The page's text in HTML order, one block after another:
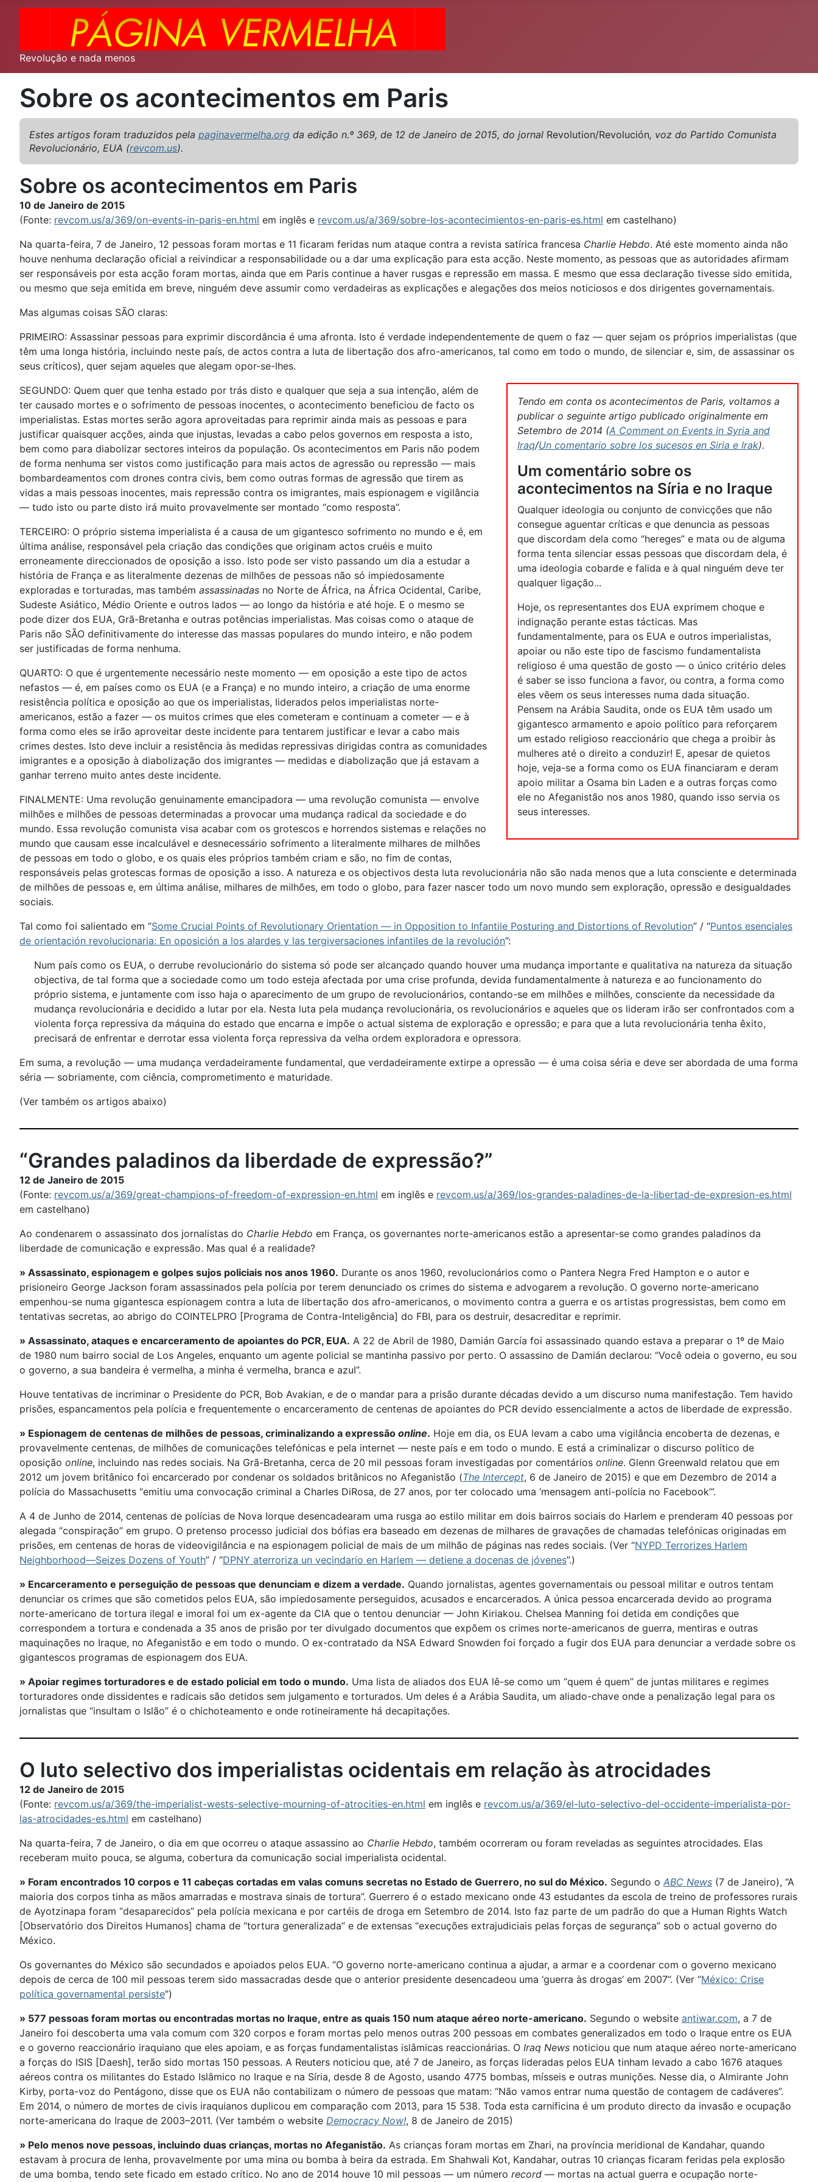
Revolução e nada menos
Sobre os acontecimentos em Paris
Estes artigos foram traduzidos pela paginavermelha.org da edição n.º 369, de 12 de Janeiro de 2015, do jornal Revolution/Revolución, voz do Partido Comunista
Revolucionário, EUA (revcom.us).
Sobre os acontecimentos em Paris
10 de Janeiro de 2015
(Fonte: revcom.us/a/369/on-events-in-paris-en.html em inglês e revcom.us/a/369/sobre-los-acontecimientos-en-paris-es.html em castelhano)
Na quarta-feira, 7 de Janeiro, 12 pessoas foram mortas e 11 ficaram feridas num ataque contra a revista satírica francesa Charlie Hebdo. Até este momento ainda não
houve nenhuma declaração oficial a reivindicar a responsabilidade ou a dar uma explicação para esta acção. Neste momento, as pessoas que as autoridades afirmam
ser responsáveis por esta acção foram mortas, ainda que em Paris continue a haver rusgas e repressão em massa. E mesmo que essa declaração tivesse sido emitida,
ou mesmo que seja emitida em breve, ninguém deve assumir como verdadeiras as explicações e alegações dos meios noticiosos e dos dirigentes governamentais.
Mas algumas coisas SÃO claras:
PRIMEIRO: Assassinar pessoas para exprimir discordância é uma afronta. Isto é verdade independentemente de quem o faz — quer sejam os próprios imperialistas (que
têm uma longa história, incluindo neste país, de actos contra a luta de libertação dos afro-americanos, tal como em todo o mundo, de silenciar e, sim, de assassinar os
seus críticos), quer sejam aqueles que alegam opor-se-lhes.
Tendo em conta os acontecimentos de Paris, voltamos a
publicar o seguinte artigo publicado originalmente em
Setembro de 2014 (A Comment on Events in Syria and
Iraq/Un comentario sobre los sucesos en Siria e Irak).
Um comentário sobre os
acontecimentos na Síria e no Iraque
Qualquer ideologia ou conjunto de convicções que não
consegue aguentar críticas e que denuncia as pessoas
que discordam dela como “hereges” e mata ou de alguma
forma tenta silenciar essas pessoas que discordam dela, é
uma ideologia cobarde e falida e à qual ninguém deve ter
qualquer ligação...
Hoje, os representantes dos EUA exprimem choque e
indignação perante estas tácticas. Mas
fundamentalmente, para os EUA e outros imperialistas,
apoiar ou não este tipo de fascismo fundamentalista
religioso é uma questão de gosto — o único critério deles
é saber se isso funciona a favor, ou contra, a forma como
eles vêem os seus interesses numa dada situação.
Pensem na Arábia Saudita, onde os EUA têm usado um
gigantesco armamento e apoio político para reforçarem
um estado religioso reaccionário que chega a proibir às
mulheres até o direito a conduzir! E, apesar de quietos
hoje, veja-se a forma como os EUA financiaram e deram
apoio militar a Osama bin Laden e a outras forças como
ele no Afeganistão nos anos 1980, quando isso servia os
seus interesses.
SEGUNDO: Quem quer que tenha estado por trás disto e qualquer que seja a sua intenção, além de
ter causado mortes e o sofrimento de pessoas inocentes, o acontecimento beneficiou de facto os
imperialistas. Estas mortes serão agora aproveitadas para reprimir ainda mais as pessoas e para
justificar quaisquer acções, ainda que injustas, levadas a cabo pelos governos em resposta a isto,
bem como para diabolizar sectores inteiros da população. Os acontecimentos em Paris não podem
de forma nenhuma ser vistos como justificação para mais actos de agressão ou repressão — mais
bombardeamentos com drones contra civis, bem como outras formas de agressão que tirem as
vidas a mais pessoas inocentes, mais repressão contra os imigrantes, mais espionagem e vigilância
— tudo isto ou parte disto irá muito provavelmente ser montado “como resposta”.
TERCEIRO: O próprio sistema imperialista é a causa de um gigantesco sofrimento no mundo e é, em
última análise, responsável pela criação das condições que originam actos cruéis e muito
erroneamente direccionados de oposição a isso. Isto pode ser visto passando um dia a estudar a
história de França e as literalmente dezenas de milhões de pessoas não só impiedosamente
exploradas e torturadas, mas também assassinadas no Norte de África, na África Ocidental, Caribe,
Sudeste Asiático, Médio Oriente e outros lados — ao longo da história e até hoje. E o mesmo se
pode dizer dos EUA, Grã-Bretanha e outras potências imperialistas. Mas coisas como o ataque de
Paris não SÃO definitivamente do interesse das massas populares do mundo inteiro, e não podem
ser justificadas de forma nenhuma.
QUARTO: O que é urgentemente necessário neste momento — em oposição a este tipo de actos
nefastos — é, em países como os EUA (e a França) e no mundo inteiro, a criação de uma enorme
resistência política e oposição ao que os imperialistas, liderados pelos imperialistas norte-
americanos, estão a fazer — os muitos crimes que eles cometeram e continuam a cometer — e à
forma como eles se irão aproveitar deste incidente para tentarem justificar e levar a cabo mais
crimes destes. Isto deve incluir a resistência às medidas repressivas dirigidas contra as comunidades
imigrantes e a oposição à diabolização dos imigrantes — medidas e diabolização que já estavam a
ganhar terreno muito antes deste incidente.
FINALMENTE: Uma revolução genuinamente emancipadora — uma revolução comunista — envolve
milhões e milhões de pessoas determinadas a provocar uma mudança radical da sociedade e do
mundo. Essa revolução comunista visa acabar com os grotescos e horrendos sistemas e relações no
mundo que causam esse incalculável e desnecessário sofrimento a literalmente milhares de milhões
de pessoas em todo o globo, e os quais eles próprios também criam e são, no fim de contas,
responsáveis pelas grotescas formas de oposição a isso. A natureza e os objectivos desta luta revolucionária não são nada menos que a luta consciente e determinada
de milhões de pessoas e, em última análise, milhares de milhões, em todo o globo, para fazer nascer todo um novo mundo sem exploração, opressão e desigualdades
sociais.
Tal como foi salientado em “Some Crucial Points of Revolutionary Orientation — in Opposition to Infantile Posturing and Distortions of Revolution” / “Puntos esenciales
de orientación revolucionaria: En oposición a los alardes y las tergiversaciones infantiles de la revolución”:
Num país como os EUA, o derrube revolucionário do sistema só pode ser alcançado quando houver uma mudança importante e qualitativa na natureza da situação
objectiva, de tal forma que a sociedade como um todo esteja afectada por uma crise profunda, devida fundamentalmente à natureza e ao funcionamento do
próprio sistema, e juntamente com isso haja o aparecimento de um grupo de revolucionários, contando-se em milhões e milhões, consciente da necessidade da
mudança revolucionária e decidido a lutar por ela. Nesta luta pela mudança revolucionária, os revolucionários e aqueles que os lideram irão ser confrontados com a
violenta força repressiva da máquina do estado que encarna e impõe o actual sistema de exploração e opressão; e para que a luta revolucionária tenha êxito,
precisará de enfrentar e derrotar essa violenta força repressiva da velha ordem exploradora e opressora.
Em suma, a revolução — uma mudança verdadeiramente fundamental, que verdadeiramente extirpe a opressão — é uma coisa séria e deve ser abordada de uma forma
séria — sobriamente, com ciência, comprometimento e maturidade.
(Ver também os artigos abaixo)
“Grandes paladinos da liberdade de expressão?”
12 de Janeiro de 2015
(Fonte: revcom.us/a/369/great-champions-of-freedom-of-expression-en.html em inglês e revcom.us/a/369/los-grandes-paladines-de-la-libertad-de-expresion-es.html
em castelhano)
Ao condenarem o assassinato dos jornalistas do Charlie Hebdo em França, os governantes norte-americanos estão a apresentar-se como grandes paladinos da
liberdade de comunicação e expressão. Mas qual é a realidade?
» Assassinato, espionagem e golpes sujos policiais nos anos 1960. Durante os anos 1960, revolucionários como o Pantera Negra Fred Hampton e o autor e
prisioneiro George Jackson foram assassinados pela polícia por terem denunciado os crimes do sistema e advogarem a revolução. O governo norte-americano
empenhou-se numa gigantesca espionagem contra a luta de libertação dos afro-americanos, o movimento contra a guerra e os artistas progressistas, bem como em
tentativas secretas, ao abrigo do COINTELPRO [Programa de Contra-Inteligência] do FBI, para os destruir, desacreditar e reprimir.
» Assassinato, ataques e encarceramento de apoiantes do PCR, EUA. A 22 de Abril de 1980, Damián García foi assassinado quando estava a preparar o 1º de Maio
de 1980 num bairro social de Los Angeles, enquanto um agente policial se mantinha passivo por perto. O assassino de Damián declarou: “Você odeia o governo, eu sou
o governo, a sua bandeira é vermelha, a minha é vermelha, branca e azul”.
Houve tentativas de incriminar o Presidente do PCR, Bob Avakian, e de o mandar para a prisão durante décadas devido a um discurso numa manifestação. Tem havido
prisões, espancamentos pela polícia e frequentemente o encarceramento de centenas de apoiantes do PCR devido essencialmente a actos de liberdade de expressão.
» Espionagem de centenas de milhões de pessoas, criminalizando a expressão online. Hoje em dia, os EUA levam a cabo uma vigilância encoberta de dezenas, e
provavelmente centenas, de milhões de comunicações telefónicas e pela internet — neste país e em todo o mundo. E está a criminalizar o discurso político de
oposição online, incluindo nas redes sociais. Na Grã-Bretanha, cerca de 20 mil pessoas foram investigadas por comentários online. Glenn Greenwald relatou que em
2012 um jovem britânico foi encarcerado por condenar os soldados britânicos no Afeganistão (The Intercept, 6 de Janeiro de 2015) e que em Dezembro de 2014 a
polícia do Massachusetts “emitiu uma convocação criminal a Charles DiRosa, de 27 anos, por ter colocado uma ‘mensagem anti-polícia no Facebook’”.
A 4 de Junho de 2014, centenas de polícias de Nova Iorque desencadearam uma rusga ao estilo militar em dois bairros sociais do Harlem e prenderam 40 pessoas por
alegada “conspiração” em grupo. O pretenso processo judicial dos bófias era baseado em dezenas de milhares de gravações de chamadas telefónicas originadas em
prisões, em centenas de horas de videovigilância e na espionagem policial de mais de um milhão de páginas nas redes sociais. (Ver “NYPD Terrorizes Harlem
Neighborhood—Seizes Dozens of Youth” / “DPNY aterroriza un vecindario en Harlem — detiene a docenas de jóvenes”.)
» Encarceramento e perseguição de pessoas que denunciam e dizem a verdade. Quando jornalistas, agentes governamentais ou pessoal militar e outros tentam
denunciar os crimes que são cometidos pelos EUA, são impiedosamente perseguidos, acusados e encarcerados. A única pessoa encarcerada devido ao programa
norte-americano de tortura ilegal e imoral foi um ex-agente da CIA que o tentou denunciar — John Kiriakou. Chelsea Manning foi detida em condições que
correspondem a tortura e condenada a 35 anos de prisão por ter divulgado documentos que expõem os crimes norte-americanos de guerra, mentiras e outras
maquinações no Iraque, no Afeganistão e em todo o mundo. O ex-contratado da NSA Edward Snowden foi forçado a fugir dos EUA para denunciar a verdade sobre os
gigantescos programas de espionagem dos EUA.
» Apoiar regimes torturadores e de estado policial em todo o mundo. Uma lista de aliados dos EUA lê-se como um “quem é quem” de juntas militares e regimes
torturadores onde dissidentes e radicais são detidos sem julgamento e torturados. Um deles é a Arábia Saudita, um aliado-chave onde a penalização legal para os
jornalistas que “insultam o Islão” é o chichoteamento e onde rotineiramente há decapitações.
O luto selectivo dos imperialistas ocidentais em relação às atrocidades
12 de Janeiro de 2015
(Fonte: revcom.us/a/369/the-imperialist-wests-selective-mourning-of-atrocities-en.html em inglês e revcom.us/a/369/el-luto-selectivo-del-occidente-imperialista-por-
las-atrocidades-es.html em castelhano)
Na quarta-feira, 7 de Janeiro, o dia em que ocorreu o ataque assassino ao Charlie Hebdo, também ocorreram ou foram reveladas as seguintes atrocidades. Elas
receberam muito pouca, se alguma, cobertura da comunicação social imperialista ocidental.
» Foram encontrados 10 corpos e 11 cabeças cortadas em valas comuns secretas no Estado de Guerrero, no sul do México. Segundo o ABC News (7 de Janeiro), “A
maioria dos corpos tinha as mãos amarradas e mostrava sinais de tortura”. Guerrero é o estado mexicano onde 43 estudantes da escola de treino de professores rurais
de Ayotzinapa foram “desaparecidos” pela polícia mexicana e por cartéis de droga em Setembro de 2014. Isto faz parte de um padrão do que a Human Rights Watch
[Observatório dos Direitos Humanos] chama de “tortura generalizada” e de extensas “execuções extrajudiciais pelas forças de segurança” sob o actual governo do
México.
Os governantes do México são secundados e apoiados pelos EUA. “O governo norte-americano continua a ajudar, a armar e a coordenar com o governo mexicano
depois de cerca de 100 mil pessoas terem sido massacradas desde que o anterior presidente desencadeou uma ‘guerra às drogas’ em 2007”. (Ver “México: Crise
política governamental persiste”)
» 577 pessoas foram mortas ou encontradas mortas no Iraque, entre as quais 150 num ataque aéreo norte-americano. Segundo o website antiwar.com, a 7 de
Janeiro foi descoberta uma vala comum com 320 corpos e foram mortas pelo menos outras 200 pessoas em combates generalizados em todo o Iraque entre os EUA
e o governo reaccionário iraquiano que eles apoiam, e as forças fundamentalistas islâmicas reaccionárias. O Iraq News noticiou que num ataque aéreo norte-americano
a forças do ISIS [Daesh], terão sido mortas 150 pessoas. A Reuters noticiou que, até 7 de Janeiro, as forças lideradas pelos EUA tinham levado a cabo 1676 ataques
aéreos contra os militantes do Estado Islâmico no Iraque e na Síria, desde 8 de Agosto, usando 4775 bombas, mísseis e outras munições. Nesse dia, o Almirante John
Kirby, porta-voz do Pentágono, disse que os EUA não contabilizam o número de pessoas que matam: “Não vamos entrar numa questão de contagem de cadáveres”.
Em 2014, o número de mortes de civis iraquianos duplicou em comparação com 2013, para 15 538. Toda esta carnificina é um produto directo da invasão e ocupação
norte-americana do Iraque de 2003–2011. (Ver também o website Democracy Now!, 8 de Janeiro de 2015)
» Pelo menos nove pessoas, incluindo duas crianças, mortas no Afeganistão. As crianças foram mortas em Zhari, na província meridional de Kandahar, quando
estavam à procura de lenha, provavelmente por uma mina ou bomba à beira da estrada. Em Shahwali Kot, Kandahar, outras 10 crianças ficaram feridas pela explosão
de uma bomba, tendo sete ficado em estado crítico. No ano de 2014 houve 10 mil pessoas — um número record — mortas na actual guerra e ocupação norte-